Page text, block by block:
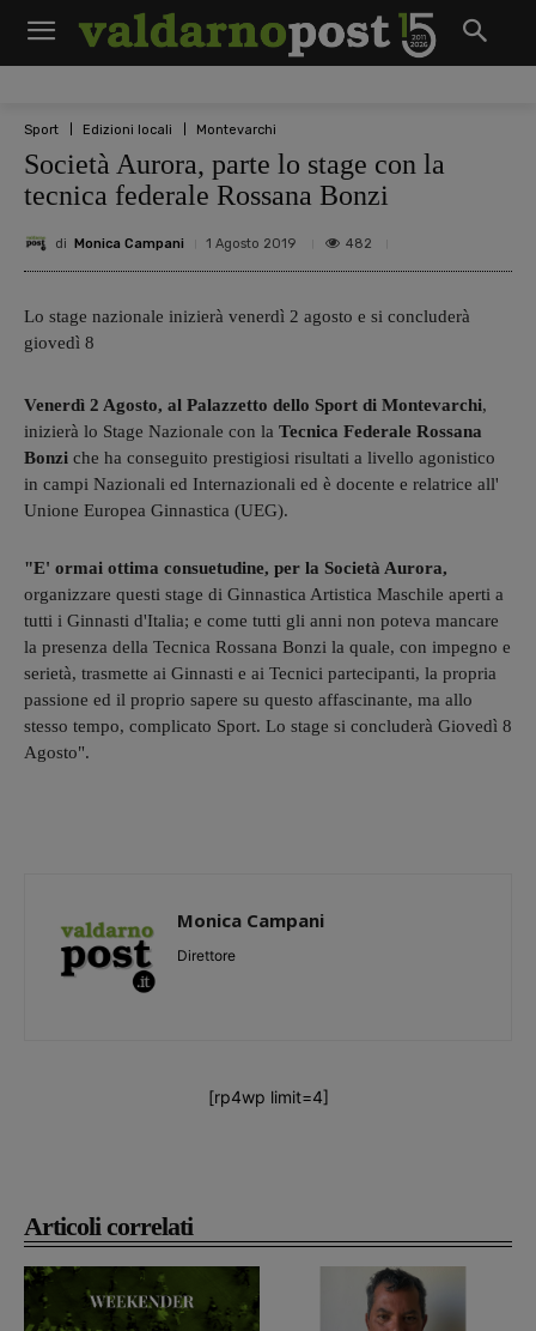
Sport Edizioni locali Montevarchi
Società Aurora, parte lo stage con la
tecnica federale Rossana Bonzi
di Monica Campani 1 Agosto 2019 482
Articoli correlati
Lo stage nazionale inizierà venerdì 2 agosto e si concluderà
giovedì 8
Venerdì 2 Agosto, al Palazzetto dello Sport di Montevarchi,
inizierà lo Stage Nazionale con la Tecnica Federale Rossana
Bonzi che ha conseguito prestigiosi risultati a livello agonistico
in campi Nazionali ed Internazionali ed è docente e relatrice all'
Unione Europea Ginnastica (UEG).
"E' ormai ottima consuetudine, per la Società Aurora,
organizzare questi stage di Ginnastica Artistica Maschile aperti a
tutti i Ginnasti d'Italia; e come tutti gli anni non poteva mancare
la presenza della Tecnica Rossana Bonzi la quale, con impegno e
serietà, trasmette ai Ginnasti e ai Tecnici partecipanti, la propria
passione ed il proprio sapere su questo affascinante, ma allo
stesso tempo, complicato Sport. Lo stage si concluderà Giovedì 8
Agosto".
Monica Campani
Direttore
[rp4wp limit=4]